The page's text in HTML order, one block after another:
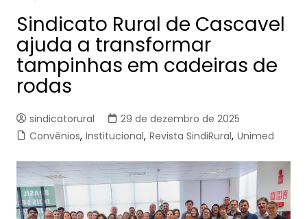
Sindicato Rural de Cascavel
ajuda a transformar
tampinhas em cadeiras de
rodas
sindicatorural
29 de dezembro de 2025
Convênios, Institucional, Revista SindiRural, Unimed